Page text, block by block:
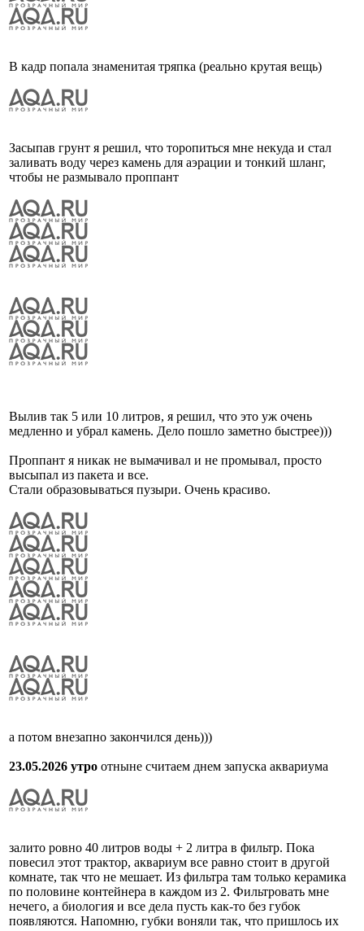
В кадр попала знаменитая тряпка (реально крутая вещь)
Засыпав грунт я решил, что торопиться мне некуда и стал
заливать воду через камень для аэрации и тонкий шланг,
чтобы не размывало проппант
Вылив так 5 или 10 литров, я решил, что это уж очень
медленно и убрал камень. Дело пошло заметно быстрее)))
Проппант я никак не вымачивал и не промывал, просто
высыпал из пакета и все.
Стали образовываться пузыри. Очень красиво.
а потом внезапно закончился день)))
23.05.2026 утро отныне считаем днем запуска аквариума
залито ровно 40 литров воды + 2 литра в фильтр. Пока
повесил этот трактор, аквариум все равно стоит в другой
комнате, так что не мешает. Из фильтра там только керамика
по половине контейнера в каждом из 2. Фильтровать мне
нечего, а биология и все дела пусть как-то без губок
появляются. Напомню, губки воняли так, что пришлось их